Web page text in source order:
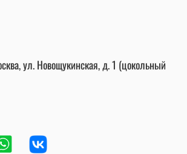
ул. Новощукинская, д. 1 (цокольный